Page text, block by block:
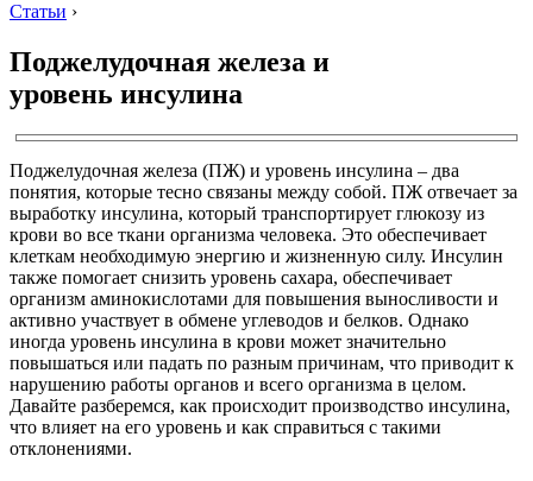
Статьи ›
Поджелудочная железа и
уровень инсулина
Поджелудочная железа (ПЖ) и уровень инсулина – два
понятия, которые тесно связаны между собой. ПЖ отвечает за
выработку инсулина, который транспортирует глюкозу из
крови во все ткани организма человека. Это обеспечивает
клеткам необходимую энергию и жизненную силу. Инсулин
также помогает снизить уровень сахара, обеспечивает
организм аминокислотами для повышения выносливости и
активно участвует в обмене углеводов и белков. Однако
иногда уровень инсулина в крови может значительно
повышаться или падать по разным причинам, что приводит к
нарушению работы органов и всего организма в целом.
Давайте разберемся, как происходит производство инсулина,
что влияет на его уровень и как справиться с такими
отклонениями.